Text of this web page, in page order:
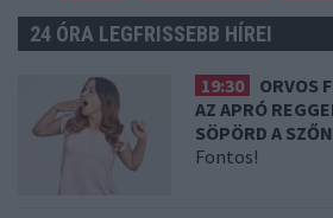
24 ÓRA LEGFRISSEBB HÍREI
19:30
ORVOS
AZ APRÓ
SÖPÖRD A
Fontos!